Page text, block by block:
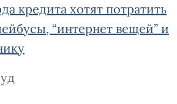
кредита хотят потратить
“интернет вещей” и